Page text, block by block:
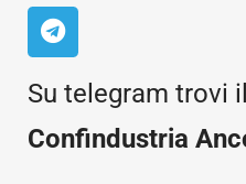
Su telegram trovi
Confindustria